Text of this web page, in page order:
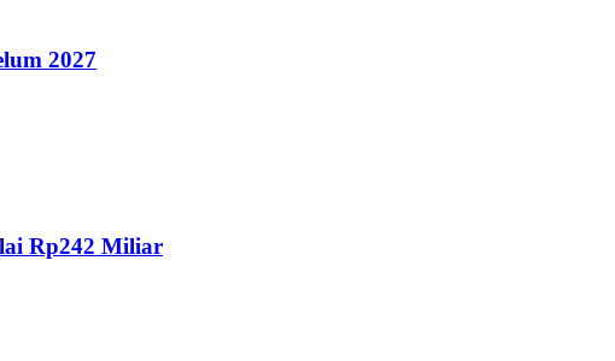
2027
Rp242 Miliar